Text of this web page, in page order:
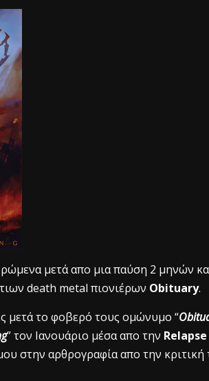
μετά απο μια παύση 2 μηνών
death metal πιονιέρων Obituary.
μετά το φοβερό τους ομώνυμο “
” τον Ιανουάριο μέσα απο την
στην αρθρογραφία απο την